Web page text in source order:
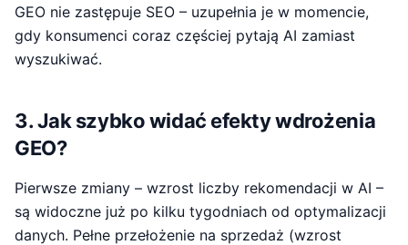
GEO nie zastępuje SEO – uzupełnia je w momencie,
gdy konsumenci coraz częściej pytają AI zamiast
wyszukiwać.
3. Jak szybko widać efekty wdrożenia
GEO?
Pierwsze zmiany – wzrost liczby rekomendacji w AI –
są widoczne już po kilku tygodniach od optymalizacji
danych. Pełne przełożenie na sprzedaż (wzrost